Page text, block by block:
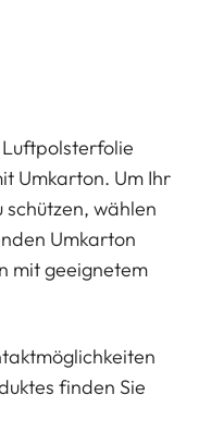
Umkarton. Um Ihr
schützen, wählen
Umkarton
mit geeignetem
finden Sie